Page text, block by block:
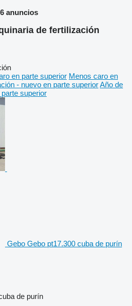
6 anuncios
de fertilización
en parte superior Menos caro en
- nuevo en parte superiorAño de
superior
Gebo Gebo pt17.300 cuba de purín
de purín